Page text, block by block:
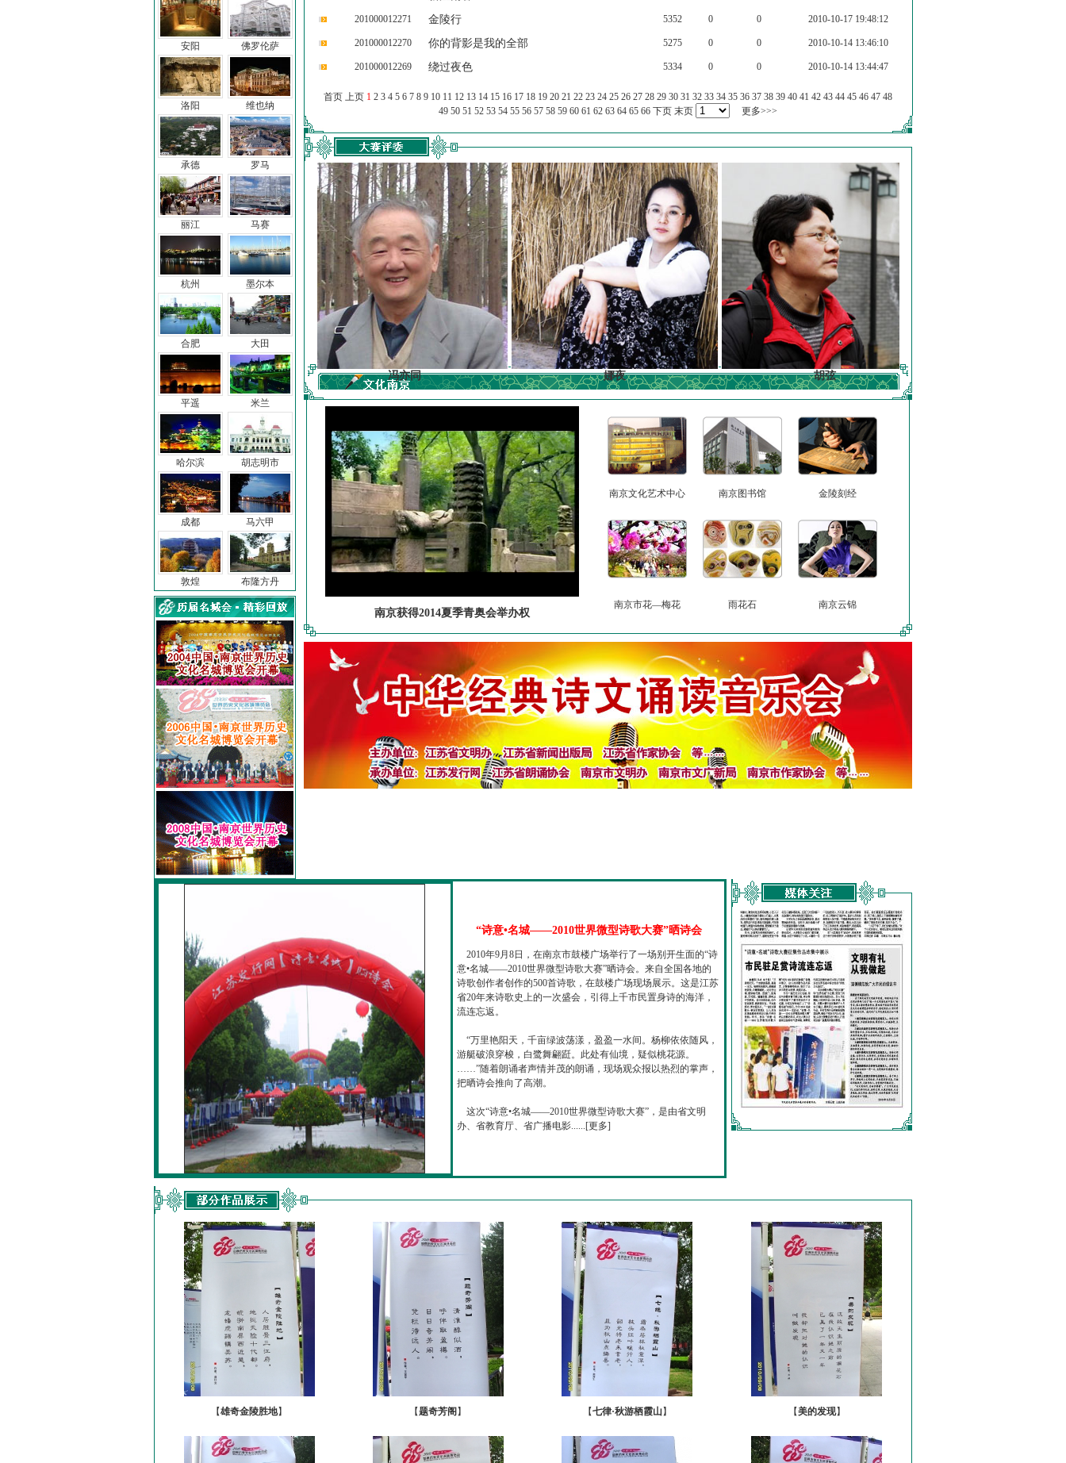
安阳
洛阳
承德
丽江
杭州
合肥
平遥
哈尔滨
成都
敦煌
佛罗伦萨
维也纳
罗马
马赛
墨尔本
大田
米兰
胡志明市
马六甲
布隆方丹
201000012271 金陵行 5352 0 0 2010-10-17 19:48:12
201000012270 你的背影是我的全部 5275 0 0 2010-10-14 13:46:10
201000012269 绕过夜色 5334 0 0 2010-10-14 13:44:47
首页 上页 1 2 3 4 5 6 7 8 9 10 11 12 13 14 15 16 17 18 19 20 21 22 23 24 25 26 27 28 29 30 31 32 33 34 35 36 37 38 39 40 41 42 43 44 45 46 47 48
49 50 51 52 53 54 55 56 57 58 59 60 61 62 63 64 65 66 下页 末页 更多>>>
车前子 冯亦同 娜夜 胡弦
南京文化艺术中心 南京图书馆 金陵刻经
南京市花—梅花 雨花石 南京云锦
南京获得2014夏季青奥会举办权
“诗意•名城——2010世界微型诗歌大赛”晒诗会
2010年9月8日，在南京市鼓楼广场举行了一场别开生面的“诗
意•名城——2010世界微型诗歌大赛”晒诗会。来自全国各地的
诗歌创作者创作的500首诗歌，在鼓楼广场现场展示。这是江苏
省20年来诗歌史上的一次盛会，引得上千市民置身诗的海洋，
流连忘返。
“万里艳阳天，千亩绿波荡漾，盈盈一水间。杨柳依依随风，
游艇破浪穿梭，白鹭舞翩跹。此处有仙境，疑似桃花源。
……”随着朗诵者声情并茂的朗诵，现场观众报以热烈的掌声，
把晒诗会推向了高潮。
这次“诗意•名城——2010世界微型诗歌大赛”，是由省文明
办、省教育厅、省广播电影......[更多]
【雄奇金陵胜地】 【题奇芳阁 】 【七律·秋游栖霞山】 【美的发现】